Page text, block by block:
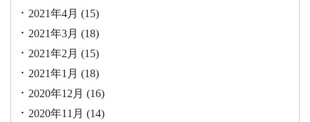
2021年4月 (15)
2021年3月 (18)
2021年2月 (15)
2021年1月 (18)
2020年12月 (16)
2020年11月 (14)